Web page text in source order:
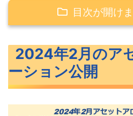
目次が開け
2024年2月のポートフォ
米国ETFのポートフ
米国個別株のポート
2024年2月のア
ーション公開